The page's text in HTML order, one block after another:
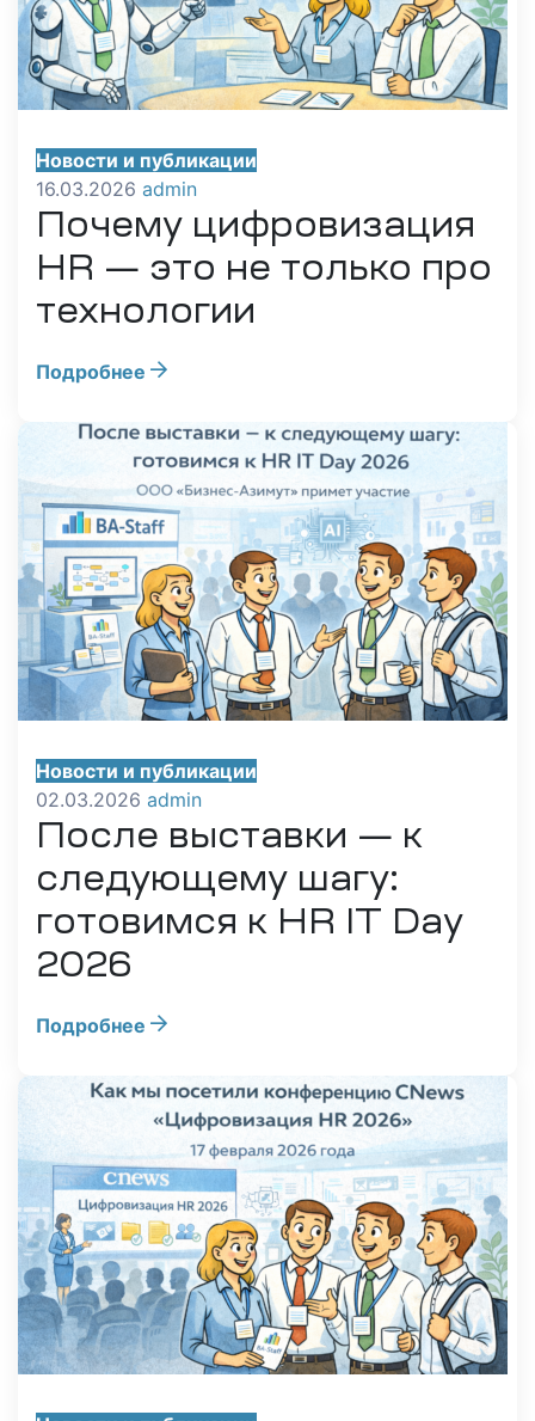
Новости и публикации
Почему цифровизация
HR — это не только про
технологии
16.03.2026 admin
Подробнее
Новости и публикации
После выставки — к
следующему шагу:
готовимся к HR IT Day
2026
02.03.2026 admin
Подробнее